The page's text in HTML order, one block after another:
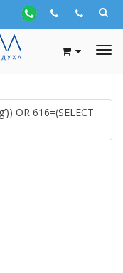
OR 616=(SELECT